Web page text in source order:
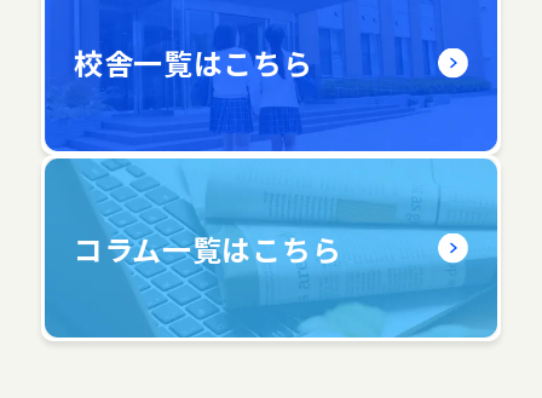
校舎一覧はこちら
コラム一覧はこちら